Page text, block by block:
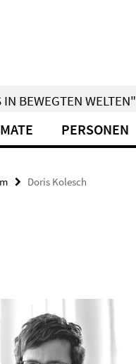
BEWEGTEN WELTEN"
PERSONEN
Doris Kolesch